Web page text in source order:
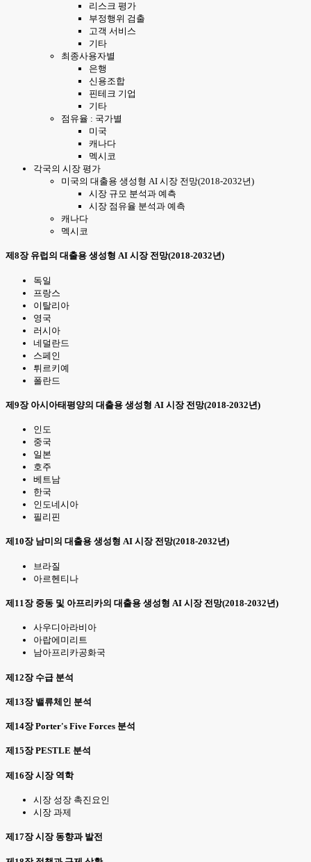
리스크 평가
부정행위 검출
고객 서비스
기타
최종사용자별
은행
신용조합
핀테크 기업
기타
점유율 : 국가별
미국
캐나다
멕시코
각국의 시장 평가
미국의 대출용 생성형 AI 시장 전망(2018-2032년)
시장 규모 분석과 예측
시장 점유율 분석과 예측
캐나다
멕시코
제8장 유럽의 대출용 생성형 AI 시장 전망(2018-2032년)
독일
프랑스
이탈리아
영국
러시아
네덜란드
스페인
튀르키예
폴란드
제9장 아시아태평양의 대출용 생성형 AI 시장 전망(2018-2032년)
인도
중국
일본
호주
베트남
한국
인도네시아
필리핀
제10장 남미의 대출용 생성형 AI 시장 전망(2018-2032년)
브라질
아르헨티나
제11장 중동 및 아프리카의 대출용 생성형 AI 시장 전망(2018-2032년)
사우디아라비아
아랍에미리트
남아프리카공화국
제12장 수급 분석
제13장 밸류체인 분석
제14장 Porter's Five Forces 분석
제15장 PESTLE 분석
제16장 시장 역학
시장 성장 촉진요인
시장 과제
제17장 시장 동향과 발전